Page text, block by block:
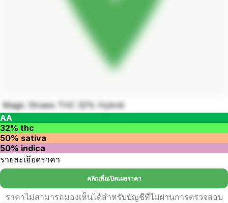
Magic Straws THC 32% Hybrid
AA
32% thc
50% sativa
50% indica
รายละเอียดราคา
คลิกเพื่อเปิดเผยราคา
ราคาไม่สามารถมองเห็นได้สำหรับบัญชีที่ไม่ผ่านการตรวจสอบ